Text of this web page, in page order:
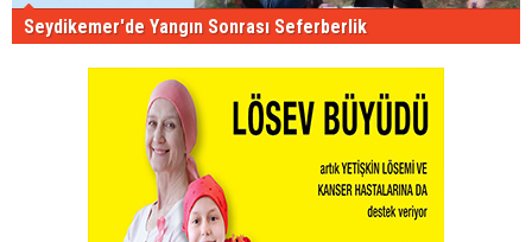
Seydikemer'de Yangın Sonrası Seferberlik